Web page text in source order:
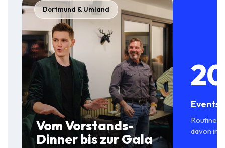
Dortmund & Umland
Vom Vorstands-
Dinner bis zur Gala
Events
Routine
davon in